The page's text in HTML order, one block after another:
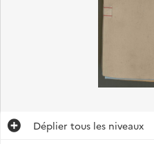
Déplier tous les niveaux